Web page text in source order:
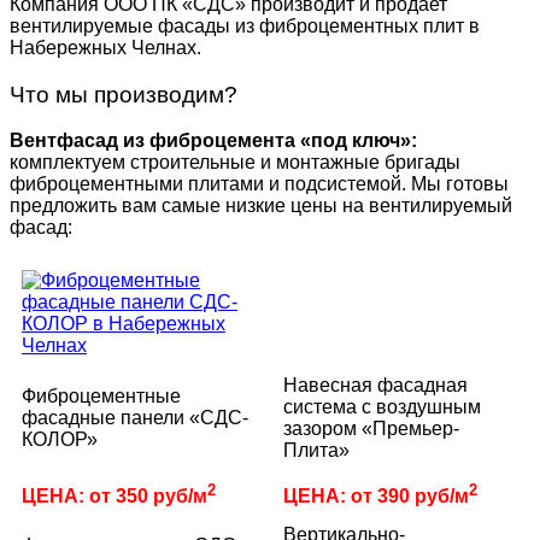
Компания ООО ПК «СДС» производит и продает
вентилируемые фасады из фиброцементных плит в
Набережных Челнах.
Что мы производим?
Вентфасад из фиброцемента «под ключ»:
комплектуем строительные и монтажные бригады
фиброцементными плитами и подсистемой. Мы готовы
предложить вам самые низкие цены на вентилируемый
фасад:
Фиброцементные
фасадные панели «СДС-
КОЛОР»
Навесная фасадная
система с воздушным
зазором «Премьер-
Плита»
ЦЕНА: от 350 руб/м2 ЦЕНА: от 390 руб/м2
Вертикально-